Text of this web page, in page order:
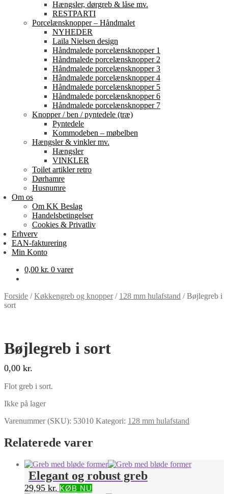
Hængsler, dørgreb & låse mv.
RESTPARTI
Porcelænsknopper – Håndmalet
NYHEDER
Laila Nielsen design
Håndmalede porcelænsknopper 1
Håndmalede porcelænsknopper 2
Håndmalede porcelænsknopper 3
Håndmalede porcelænsknopper 4
Håndmalede porcelænsknopper 5
Håndmalede porcelænsknopper 6
Håndmalede porcelænsknopper 7
Knopper / ben / pyntedele (træ)
Pyntedele
Kommodeben – møbelben
Hængsler & vinkler mv.
Hængsler
VINKLER
Toilet artikler retro
Dørhamre
Husnumre
Om os
Om KK Beslag
Handelsbetingelser
Cookies & Privatliv
Erhverv
EAN-fakturering
Min Konto
0,00 kr. 0 varer
Forside /Køkkengreb og knopper/ 128 mm hulafstand /Bøjlegreb i
sort
Bøjlegreb i sort
0,00 kr.
Flot greb i sort.
Ikke på lager
Varenummer (SKU): 53010 Kategori: 128 mm hulafstand
Relaterede varer
Elegant og robust greb
29,95 kr. KØB NU